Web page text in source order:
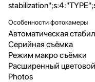
Особенности фотокамеры
Автоматическая
Серийная съëмка
Режим макро съёмки
Расширенный
Photos